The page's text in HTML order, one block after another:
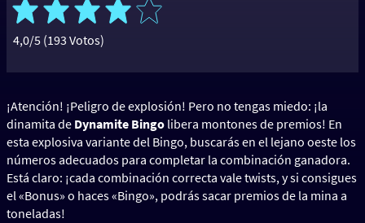
4,0/5 (193 Votos)
¡Atención! ¡Peligro de explosión! Pero no tengas miedo: ¡la
dinamita de Dynamite Bingo libera montones de premios! En
esta explosiva variante del Bingo, buscarás en el lejano oeste los
números adecuados para completar la combinación ganadora.
Está claro: ¡cada combinación correcta vale twists, y si consigues
el «Bonus» o haces «Bingo», podrás sacar premios de la mina a
toneladas!